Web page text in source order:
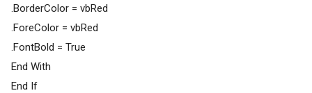
.BorderColor = vbRed
.ForeColor = vbRed
.FontBold = True
End With
End If